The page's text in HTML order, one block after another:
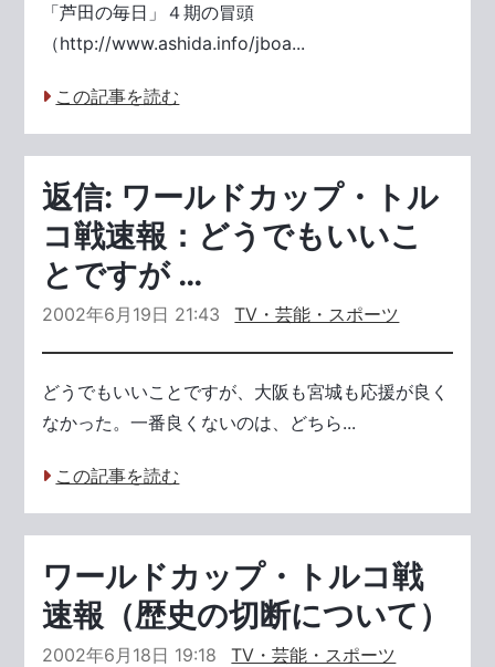
「芦田の毎日」４期の冒頭
（http://www.ashida.info/jboa...
この記事を読む
返信: ワールドカップ・トル
コ戦速報：どうでもいいこ
とですが …
2002年6月19日 21:43 TV・芸能・スポーツ
どうでもいいことですが、大阪も宮城も応援が良く
なかった。一番良くないのは、どちら...
この記事を読む
ワールドカップ・トルコ戦
速報（歴史の切断について）
2002年6月18日 19:18 TV・芸能・スポーツ